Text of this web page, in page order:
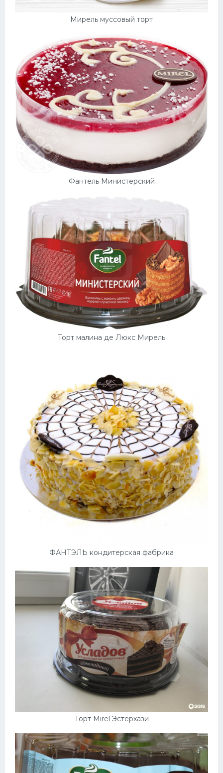
Мирель муссовый торт
Фантель Министерский
Торт малина де Люкс Мирель
ФАНТЭЛЬ кондитерская фабрика
Торт Mirel Эстерхази